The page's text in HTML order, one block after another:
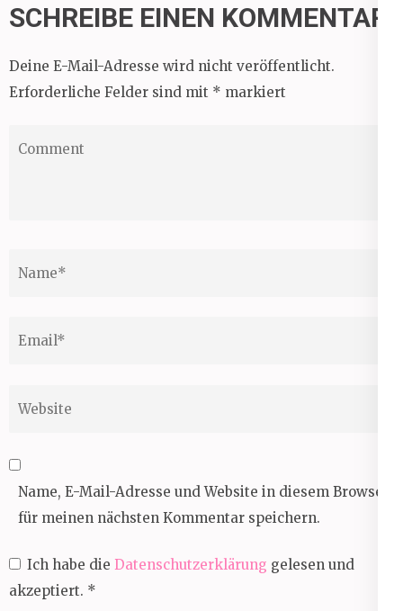
SCHREIBE EINEN KOMMENTAR
Deine E-Mail-Adresse wird nicht veröffentlicht.
Erforderliche Felder sind mit * markiert
Name, E-Mail-Adresse und Website in diesem Browser
für meinen nächsten Kommentar speichern.
Ich habe die Datenschutzerklärung gelesen und
akzeptiert. *